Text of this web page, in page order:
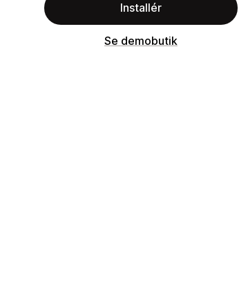
Installér
Se demobutik